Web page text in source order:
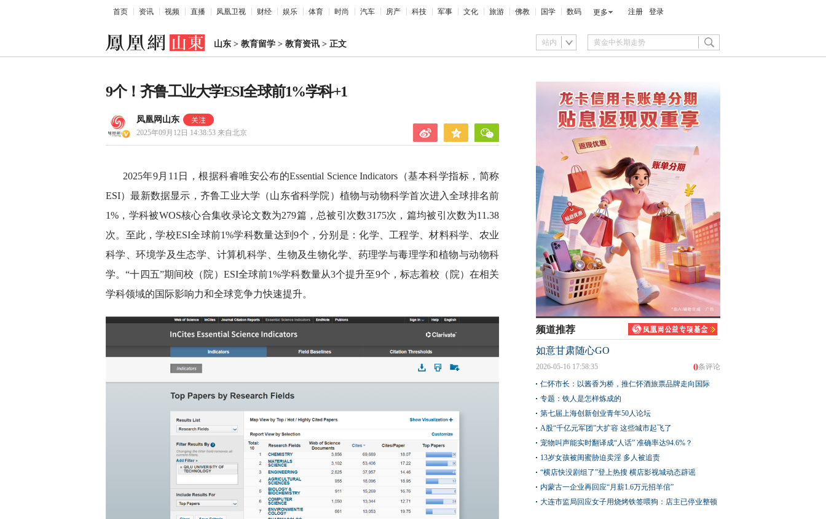
首页 资讯 视频 直播 凤凰卫视 财经 娱乐 体育 时尚 汽车 房产 科技 军事 文化 旅游 佛教 国学 数码 更多 注册 登录
山东 > 教育留学 > 教育资讯 > 正文 站内
9个！齐鲁工业大学ESI全球前1%学科+1
凤凰网山东
2025年09月12日 14:38:53 来自北京
2025年9月11日，根据科睿唯安公布的Essential Science Indicators（基本科学指标，简称
ESI）最新数据显示，齐鲁工业大学（山东省科学院）植物与动物科学首次进入全球排名前
1%，学科被WOS核心合集收录论文数为279篇，总被引次数3175次，篇均被引次数为11.38
次。至此，学校ESI全球前1%学科数量达到9个，分别是：化学、工程学、材料科学、农业
科学、环境学及生态学、计算机科学、生物及生物化学、药理学与毒理学和植物与动物科
学。“十四五”期间校（院）ESI全球前1%学科数量从3个提升至9个，标志着校（院）在相关
学科领域的国际影响力和全球竞争力快速提升。
频道推荐
如意甘肃随心GO
0条评论
2026-05-16 17:58:35
仁怀市长：以酱香为桥，推仁怀酒旅票品牌走向国际
专题：铁人是怎样炼成的
第七届上海创新创业青年50人论坛
A股“千亿元军团”大扩容 这些城市起飞了
宠物叫声能实时翻译成“人话” 准确率达94.6%？
13岁女孩被闺蜜胁迫卖淫 多人被追责
“横店快没剧组了”登上热搜 横店影视城动态辟谣
内蒙古一企业再回应“月薪1.6万元招羊倌”
大连市监局回应女子用烧烤铁签喂狗：店主已停业整顿